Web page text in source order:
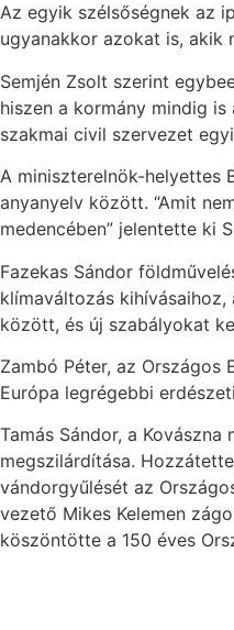
Az egyik szélsőségnek az
ugyanakkor azokat is, akik
Semjén Zsolt szerint
hiszen a kormány mindig
szakmai civil szervezet
A miniszterelnök-helyettes
anyanyelv között. “Amit
medencében” jelentette ki
Fazekas Sándor
klímaváltozás
között, és új szabályokat
Zambó Péter, az Országos
Európa legrégebbi
Tamás Sándor, a
megszilárdítása.
vándorgyűlését az
vezető Mikes Kelemen
köszöntötte a 150 éves